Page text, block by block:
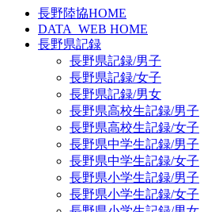
長野陸協HOME
DATA_WEB HOME
長野県記録
長野県記録/男子
長野県記録/女子
長野県記録/男女
長野県高校生記録/男子
長野県高校生記録/女子
長野県中学生記録/男子
長野県中学生記録/女子
長野県小学生記録/男子
長野県小学生記録/女子